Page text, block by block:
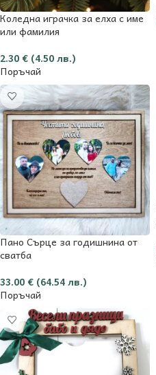
Коледна играчка за елха с име
или фамилия
2.30 € (4.50 лв.)
Поръчай
Пано Сърце за годишнина от
сватба
33.00 € (64.54 лв.)
Поръчай